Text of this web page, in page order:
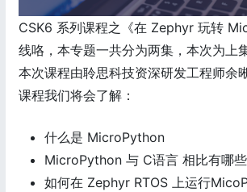
CSK6 系列课程之《在 Zephyr 玩转
线咯，本专题一共分为两集，本次为上
本次课程由聆思科技资深研发工程师余
课程我们将会了解：
什么是 MicroPython
MicroPython 与 C语言 相比有哪
如何在 Zephyr RTOS 上运行